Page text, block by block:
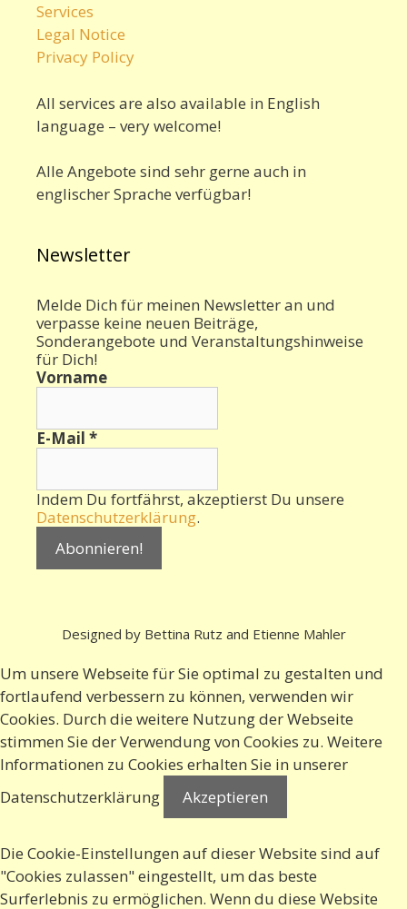
Services
Legal Notice
Privacy Policy
All services are also available in English
language – very welcome!
Alle Angebote sind sehr gerne auch in
englischer Sprache verfügbar!
Newsletter
Melde Dich für meinen Newsletter an und
verpasse keine neuen Beiträge,
Sonderangebote und Veranstaltungshinweise
für Dich!
Vorname
E-Mail *
Indem Du fortfährst, akzeptierst Du unsere
Datenschutzerklärung.
Designed by Bettina Rutz and Etienne Mahler
Um unsere Webseite für Sie optimal zu gestalten und
fortlaufend verbessern zu können, verwenden wir
Cookies. Durch die weitere Nutzung der Webseite
stimmen Sie der Verwendung von Cookies zu. Weitere
Informationen zu Cookies erhalten Sie in unserer
Datenschutzerklärung
Akzeptieren
Die Cookie-Einstellungen auf dieser Website sind auf
"Cookies zulassen" eingestellt, um das beste
Surferlebnis zu ermöglichen. Wenn du diese Website